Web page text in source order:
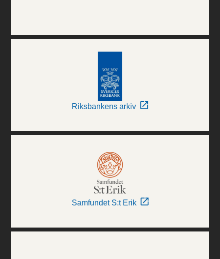
Riksbankens arkiv
Samfundet S:t Erik